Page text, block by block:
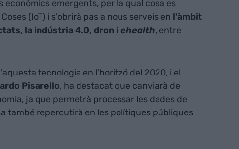
econòmics emergents, per la qual cosa es
(IoT) i s'obrirà pas a nous serveis en l'àmbit
la indústria 4.0, dron i ehealth, entre
tecnologia en l'horitzó del 2020, i el
Pisarello, ha destacat que canviarà de
ja que permetrà processar les dades de
també repercutirà en les polítiques públiques